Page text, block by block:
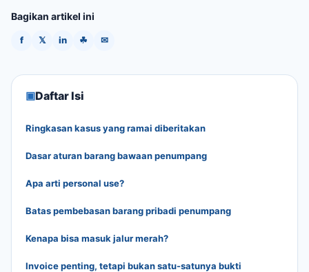
Bagikan artikel ini
f 𝕏 in ☘ ✉
▣Daftar Isi
Ringkasan kasus yang ramai diberitakan
Dasar aturan barang bawaan penumpang
Apa arti personal use?
Batas pembebasan barang pribadi penumpang
Kenapa bisa masuk jalur merah?
Invoice penting, tetapi bukan satu-satunya bukti